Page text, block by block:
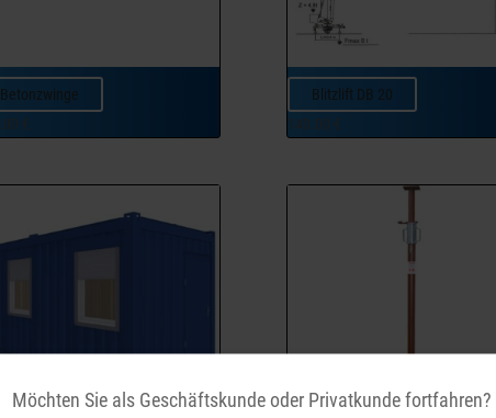
Betonzwinge
Blitzlift DB 20
Möchten Sie als Geschäftskunde oder Privatkunde fortfahren?